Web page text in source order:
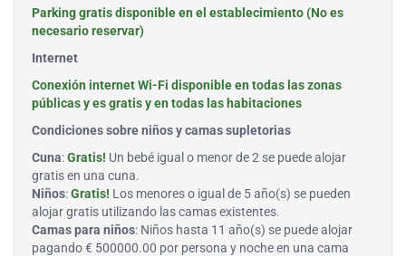
Parking gratis disponible en el establecimiento (No es
necesario reservar)
Internet
Conexión internet Wi-Fi disponible en todas las zonas
públicas y es gratis y en todas las habitaciones
Condiciones sobre niños y camas supletorias
Cuna:Gratis! Un bebé igual o menor de 2 se puede alojar
gratis en una cuna.
Niños:Gratis! Los menores o igual de 5 año(s) se pueden
alojar gratis utilizando las camas existentes.
Camas para niños: Niños hasta 11 año(s) se puede alojar
pagando € 500000.00 por persona y noche en una cama